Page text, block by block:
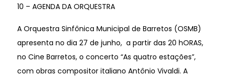
10 – AGENDA DA ORQUESTRA
A Orquestra Sinfônica Municipal de Barretos (OSMB)
apresenta no dia 27 de junho, a partir das 20 hORAS,
no Cine Barretos, o concerto “As quatro estações”,
com obras compositor italiano Antônio Vivaldi. A